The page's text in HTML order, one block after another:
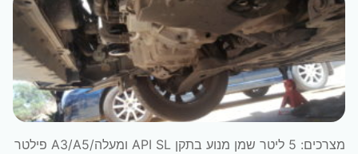
מצרכים: 5 ליטר שמן מנוע בתקן API SL ומעלה/A3/A5 פילטר